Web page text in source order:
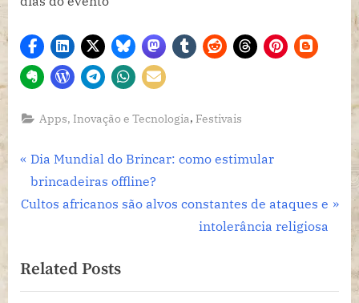
Apps, Inovação e Tecnologia,Festivais
Navegação
de
P
r
e
o
u
Dia Mundial do Brincar: como estimular
brincadeiras offline?
N
t
P
Cultos africanos são alvos constantes de ataques e
intolerância religiosa
Related Posts